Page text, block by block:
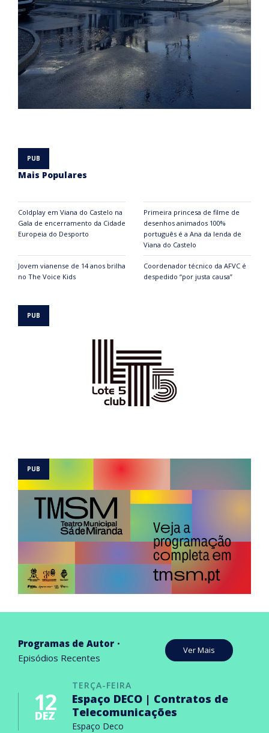
Mais Populares
Coldplay em Viana do Castelo na
Gala de encerramento da Cidade
Europeia do Desporto
Primeira princesa de filme de
desenhos animados 100%
português é a Ana da lenda de
Viana do Castelo
Jovem vianense de 14 anos brilha
no The Voice Kids
Coordenador técnico da AFVC é
despedido “por justa causa”
Programas de Autor
Episódios Recentes
Ver Mais
TERÇA-FEIRA
12
DEZ
Espaço DECO | Contratos de
Telecomunicações
Espaço Deco